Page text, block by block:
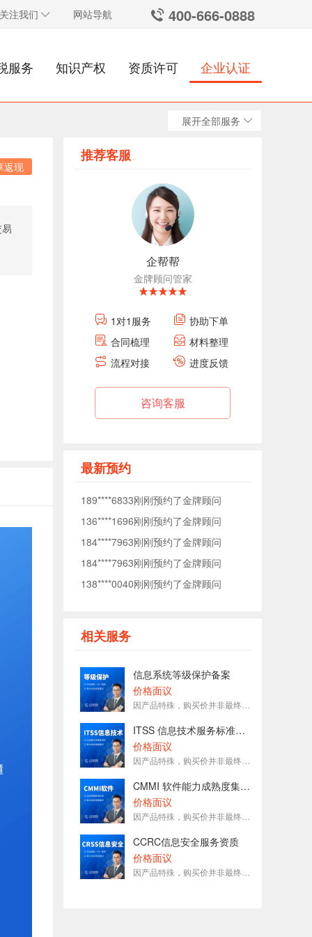
关注我们 网站导航 400-666-0888
服务 知识产权 资质许可 企业认证
展开全部服务
返现
推荐客服
企帮帮
金牌顾问管家
1对1服务
协助下单
合同梳理
材料整理
流程对接
进度反馈
咨询客服
最新预约
184****7963刚刚预约了金牌顾问
184****7963刚刚预约了金牌顾问
176****5372刚刚预约了金牌顾问
177****1509刚刚预约了金牌顾问
153****3093刚刚预约了金牌顾问
188****5627刚刚预约了金牌顾问
189****6833刚刚预约了金牌顾问
136****1696刚刚预约了金牌顾问
184****7963刚刚预约了金牌顾问
184****7963刚刚预约了金牌顾问
138****0040刚刚预约了金牌顾问
153****7575刚刚预约了金牌顾问
153****3093刚刚预约了金牌顾问
188****5627刚刚预约了金牌顾问
189****6833刚刚预约了金牌顾问
136****1696刚刚预约了金牌顾问
相关服务
信息系统等级保护备案
价格面议
ITSS 信息技术服务标准资质
价格面议
CMMI 软件能力成熟度集成模型
价格面议
CCRC信息安全服务资质
价格面议